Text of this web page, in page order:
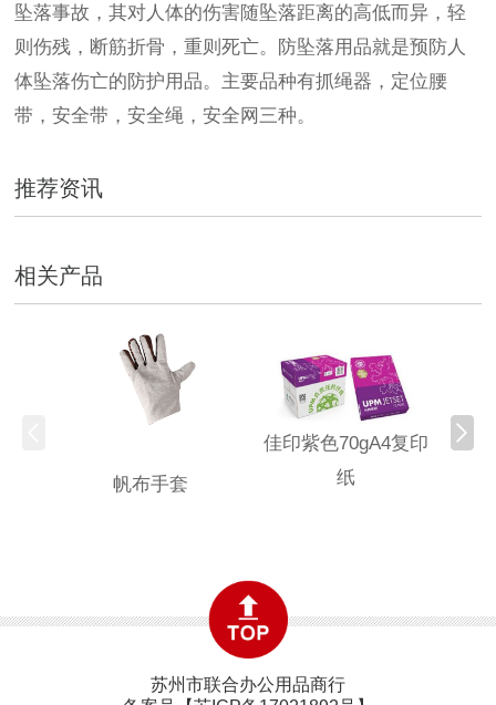
坠落事故，其对人体的伤害随坠落距离的高低而异，轻
则伤残，断筋折骨，重则死亡。防坠落用品就是预防人
体坠落伤亡的防护用品。主要品种有抓绳器，定位腰
带，安全带，安全绳，安全网三种。
推荐资讯
相关产品
帆布手套
佳印紫色70gA4复印
纸
苏州市联合办公用品商行